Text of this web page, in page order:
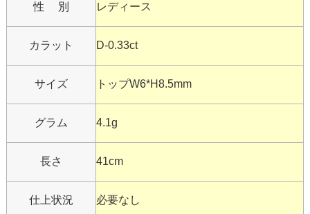
性 別 レディース
カラット D-0.33ct
サイズ トップW6*H8.5mm
グラム 4.1g
長さ 41cm
仕上状況 必要なし